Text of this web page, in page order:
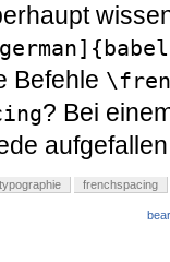
Befehle
? Bei
typographie frenchspacing